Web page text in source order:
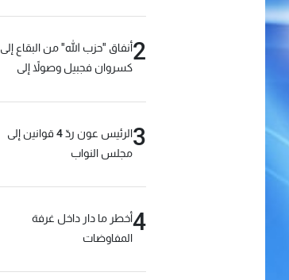
2أنفاق "حزب الله" من البقاع إلى
كسروان فجبيل وصولاً إلى
3
الرئيس عون ردّ 4 قوانين إلى
مجلس النواب
4أخطر ما دار داخل غرفة
المفاوضات